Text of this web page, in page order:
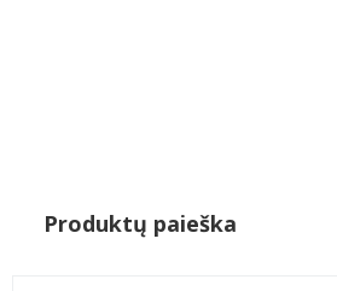
Produktų paieška